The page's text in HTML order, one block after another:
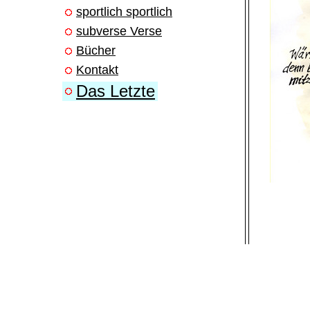
sportlich sportlich
subverse Verse
Bücher
Kontakt
Das Letzte